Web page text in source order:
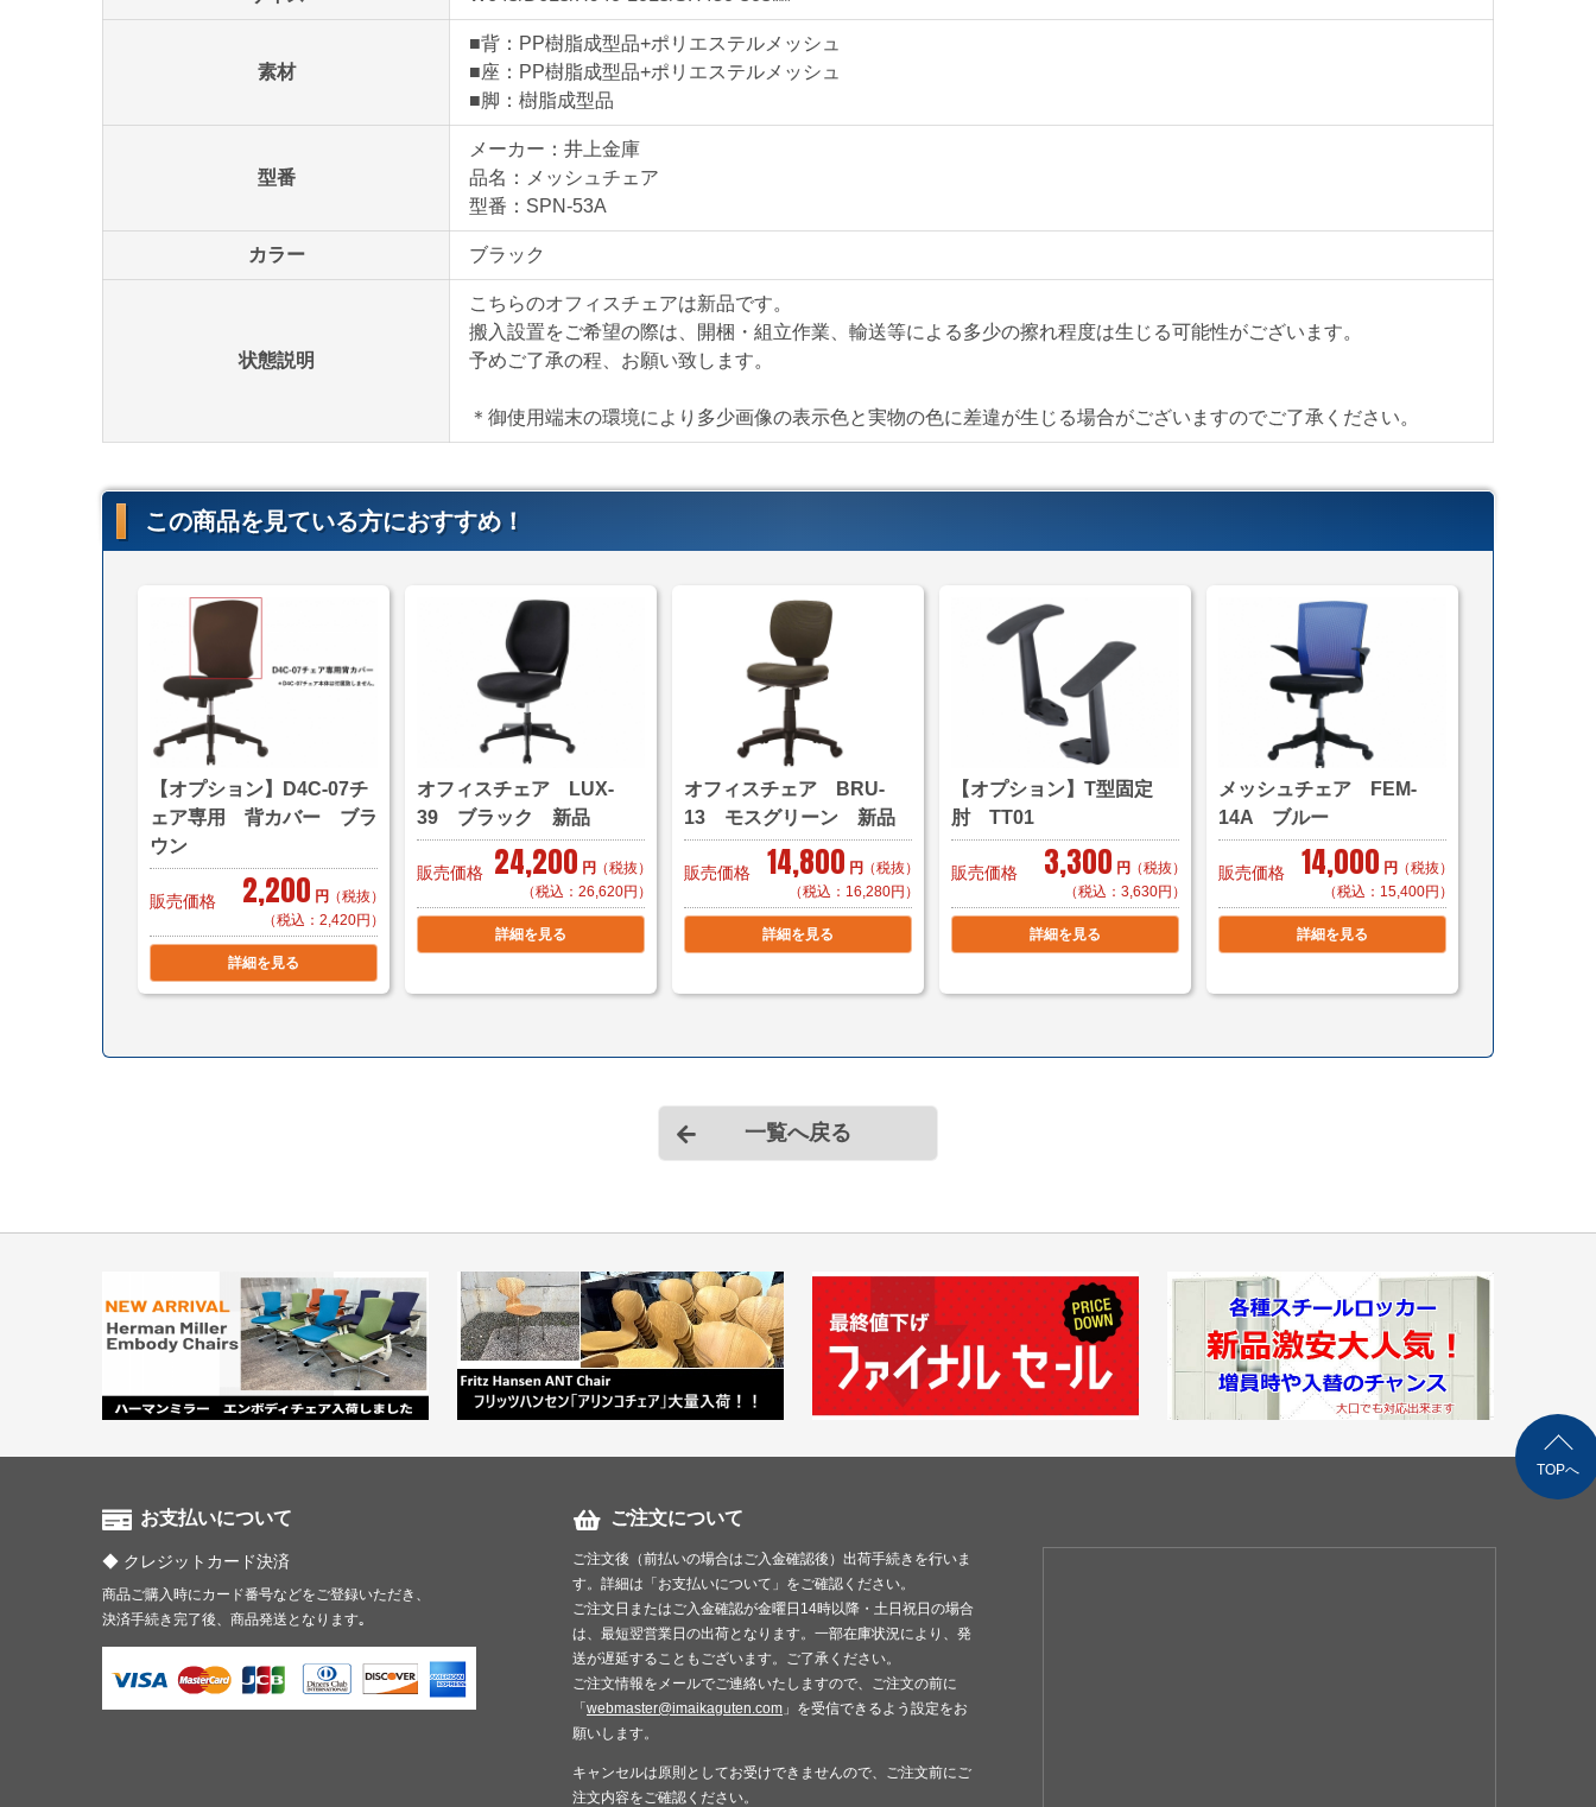
きなポジションで座る事が可能です。
オフィスチェアの新増設、買い替えの際には是非ご検討下さい。
仕様・付属品
■シンクロロッキング機能
【送料・配送について】
＊神奈川、首都圏対応
横浜市内 1,000円（税別）から（軒先渡し ＊簡単な搬入可）
東京都内 5,000円（税別）から
＊お客様のご要望に応じたお渡し方法で送料算出致します。
＜法人様限定メーカー直送便＞
【メーカー配送便(地域限定)】＊搬入まで
2,000円～/1件（税別）でお届け致します。
＊対応可能地域「東京23区内」「横浜・川崎」「千葉県一部(東京より千葉
＊物量、商品のよってお見積り致します。
【小口送り付け便】＊軒先渡し（要お客様搬入・組立）
＊お届け地域によってお見積り致します。
サイズ：200cmまで(梱包サイズ)＊要お客様組立
料金はこちら
*西濃運輸で出荷する場合もございます。
＜送料例＞（税別）
■東京23区 1脚 ￥3,245（佐川急便/個人宅対応可）
1脚 ￥2,000（メーカー直送/法人様限定）
5脚で￥5,000（自社便・軒先渡し）
＊階段作業・経路養生は別途見積もり致します。
て頂きます。
素材
■背：PP樹脂成型品+ポリエステルメッシュ
■座：PP樹脂成型品+ポリエステルメッシュ
■脚：樹脂成型品
型番
メーカー：井上金庫
品名：メッシュチェア
型番：SPN-53A
カラー ブラック
状態説明
こちらのオフィスチェアは新品です。
搬入設置をご希望の際は、開梱・組立作業、輸送等による多少の擦れ程度は生じる可能性がございます。
予めご了承の程、お願い致します。
＊御使用端末の環境により多少画像の表示色と実物の色に差違が生じる場合がございますのでご了承ください。
この商品を見ている方におすすめ！
【オプション】D4C-07チ
ェア専用 背カバー ブラ
ウン
販売価格 2,200 円 （税抜）
（税込：2,420円）
詳細を見る
オフィスチェア LUX-
39 ブラック 新品
販売価格 24,200 円 （税抜）
（税込：26,620円）
詳細を見る
オフィスチェア BRU-
13 モスグリーン 新品
販売価格 14,800 円 （税抜）
（税込：16,280円）
詳細を見る
【オプション】T型固定
肘 TT01
販売価格 3,300 円 （税抜）
（税込：3,630円）
詳細を見る
メッシュチェア FEM-
14A ブルー
販売価格 14,000 円 （税抜）
（税込：15,400円）
詳細を見る
一覧へ戻る
お支払いについて
クレジットカード決済
商品ご購入時にカード番号などをご登録いただき、
決済手続き完了後、商品発送となります｡
ご注文について
ご注文後（前払いの場合はご入金確認後）出荷手続きを行いま
す。詳細は「お支払いについて」をご確認ください。
ご注文日またはご入金確認が金曜日14時以降・土日祝日の場合
は、最短翌営業日の出荷となります。一部在庫状況により、発
送が遅延することもございます。ご了承ください。
ご注文情報をメールでご連絡いたしますので、ご注文の前に
「webmaster@imaikaguten.com 」を受信できるよう設定をお
願いします。
キャンセルは原則としてお受けできませんので、ご注文前にご
注文内容をご確認ください。
TOPへ